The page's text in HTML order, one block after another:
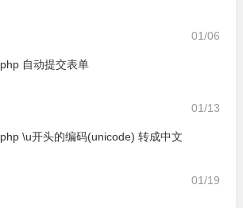
01/06
php 自动提交表单
01/13
php \u开头的编码(unicode) 转成中文
01/19